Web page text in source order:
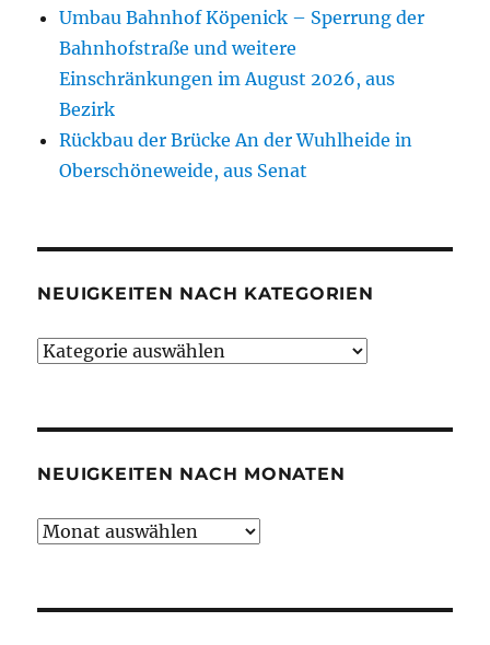
Umbau Bahnhof Köpenick – Sperrung der
Bahnhofstraße und weitere
Einschränkungen im August 2026, aus
Bezirk
Rückbau der Brücke An der Wuhlheide in
Oberschöneweide, aus Senat
NEUIGKEITEN NACH KATEGORIEN
Neuigkeiten
NEUIGKEITEN NACH MONATEN
Neuigkeiten